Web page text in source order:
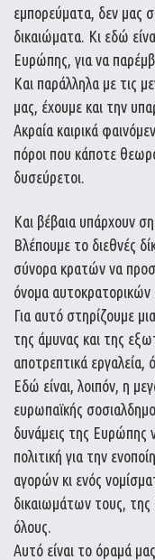
εμπορεύματα, δεν μας
δικαιώματα. Κι εδώ
Ευρώπης, για να
Και παράλληλα με τις
μας, έχουμε και την
Ακραία καιρικά
πόροι που κάποτε
δυσεύρετοι.
Και βέβαια υπάρχουν
Βλέπουμε το διεθνές
σύνορα κρατών να
όνομα
Για αυτό στηρίζουμε
της άμυνας και της
αποτρεπτικά
Εδώ είναι, λοιπόν, η
ευρωπαϊκής
δυνάμεις της Ευρώπης
πολιτική για την
αγορών κι ενός
δικαιωμάτων τους, της
όλους.
Αυτό είναι το όραμά